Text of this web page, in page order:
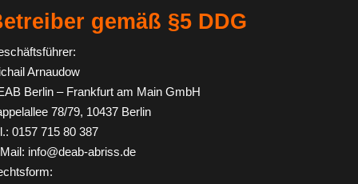
gemäß §5 DDG
Arnaudow
Berlin – Frankfurt am Main GmbH
78/79, 10437 Berlin
0157 715 80 387
info@deab-abriss.de